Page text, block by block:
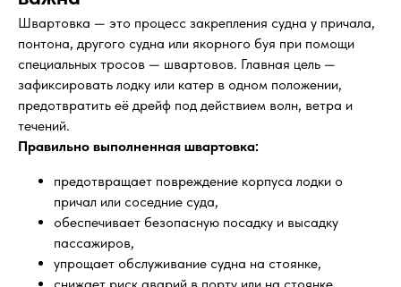
Швартовка — это процесс закрепления судна у причала,
понтона, другого судна или якорного буя при помощи
специальных тросов — швартовов. Главная цель —
зафиксировать лодку или катер в одном положении,
предотвратить её дрейф под действием волн, ветра и
течений.
Правильно выполненная швартовка:
предотвращает повреждение корпуса лодки о
причал или соседние суда,
обеспечивает безопасную посадку и высадку
пассажиров,
упрощает обслуживание судна на стоянке,